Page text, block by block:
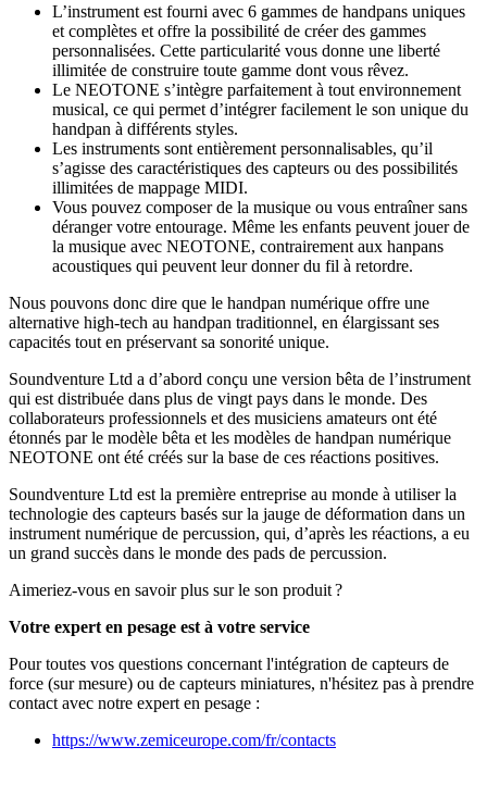
L’instrument est fourni avec 6 gammes de handpans uniques
et complètes et offre la possibilité de créer des gammes
personnalisées. Cette particularité vous donne une liberté
illimitée de construire toute gamme dont vous rêvez.
Le NEOTONE s’intègre parfaitement à tout environnement
musical, ce qui permet d’intégrer facilement le son unique du
handpan à différents styles.
Les instruments sont entièrement personnalisables, qu’il
s’agisse des caractéristiques des capteurs ou des possibilités
illimitées de mappage MIDI.
​Vous pouvez composer de la musique ou vous entraîner sans
déranger votre entourage. Même les enfants peuvent jouer de
la musique avec NEOTONE, contrairement aux hanpans
acoustiques qui peuvent leur donner du fil à retordre.
Nous pouvons donc dire que le handpan numérique offre une
alternative high-tech au handpan traditionnel, en élargissant ses
capacités tout en préservant sa sonorité unique.
Soundventure Ltd a d’abord conçu une version bêta de l’instrument
qui est distribuée dans plus de vingt pays dans le monde. Des
collaborateurs professionnels et des musiciens amateurs ont été
étonnés par le modèle bêta et les modèles de handpan numérique
NEOTONE ont été créés sur la base de ces réactions positives.
Soundventure Ltd est la première entreprise au monde à utiliser la
technologie des capteurs basés sur la jauge de déformation dans un
instrument numérique de percussion, qui, d’après les réactions, a eu
un grand succès dans le monde des pads de percussion.
Aimeriez-vous en savoir plus sur le son produit ?
Votre expert en pesage est à votre service
Pour toutes vos questions concernant l'intégration de capteurs de
force (sur mesure) ou de capteurs miniatures, n'hésitez pas à prendre
contact avec notre expert en pesage :
https://www.zemiceurope.com/fr/contacts